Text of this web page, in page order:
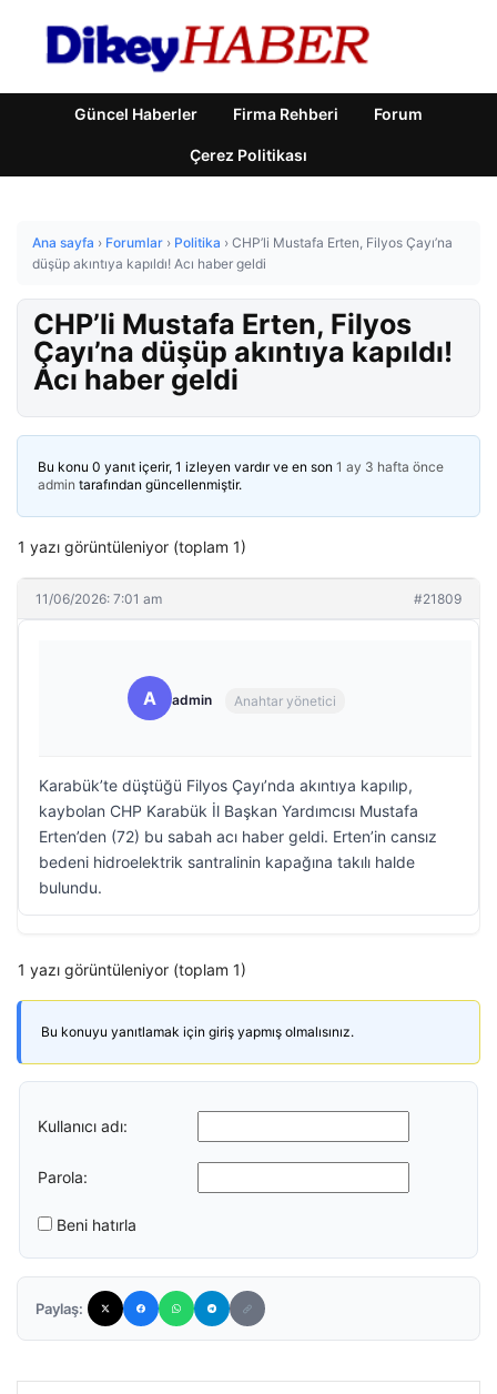
Güncel Haberler Firma Rehberi Forum
Çerez Politikası
Ana sayfa › Forumlar › Politika › CHP’li Mustafa Erten, Filyos Çayı’na
düşüp akıntıya kapıldı! Acı haber geldi
CHP’li Mustafa Erten, Filyos
Çayı’na düşüp akıntıya kapıldı!
Acı haber geldi
Bu konu 0 yanıt içerir, 1 izleyen vardır ve en son 1 ay 3 hafta önce
admin tarafından güncellenmiştir.
1 yazı görüntüleniyor (toplam 1)
11/06/2026: 7:01 am #21809
A admin Anahtar yönetici
Karabük’te düştüğü Filyos Çayı’nda akıntıya kapılıp,
kaybolan CHP Karabük İl Başkan Yardımcısı Mustafa
Erten’den (72) bu sabah acı haber geldi. Erten’in cansız
bedeni hidroelektrik santralinin kapağına takılı halde
bulundu.
1 yazı görüntüleniyor (toplam 1)
Bu konuyu yanıtlamak için giriş yapmış olmalısınız.
Kullanıcı adı:
Parola:
Beni hatırla
Paylaş: